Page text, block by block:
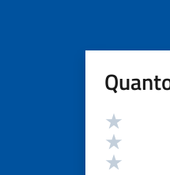
Valutazione